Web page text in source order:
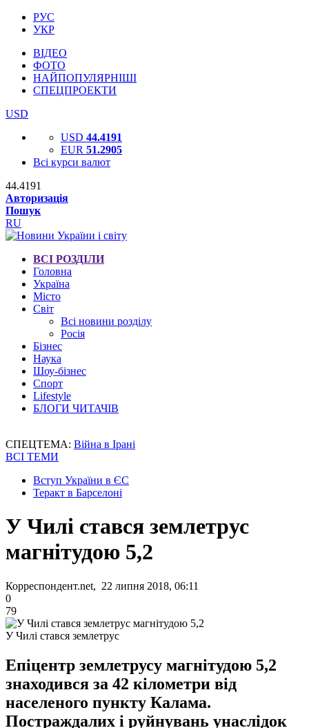
РУС
УКР
ВІДЕО
ФОТО
НАЙПОПУЛЯРНІШІ
СПЕЦПРОЕКТИ
USD
USD 44.4191
EUR 51.2905
Всі курси валют
44.4191
Авторизація
Пошук
RU
ВСІ РОЗДІЛИ
Головна
Україна
Місто
Світ
Всі новини розділу
Росія
Бізнес
Наука
Шоу-бізнес
Спорт
Lifestyle
БЛОГИ ЧИТАЧІВ
СПЕЦТЕМА: Війна в Ірані
ВСІ ТЕМИ
Вступ України в ЄС
Теракт в Барселоні
У Чилі стався землетрус
магнітудою 5,2
Корреспондент.net, 22 липня 2018, 06:11
0
79
У Чилі стався землетрус
Епіцентр землетрусу магнітудою 5,2
знаходився за 42 кілометри від
населеного пункту Калама.
Постраждалих і руйнувань унаслідок